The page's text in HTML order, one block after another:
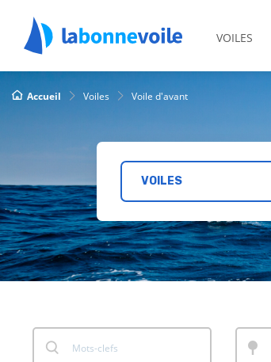
VOILES
Accueil Voiles Voile d'avant
VOILES